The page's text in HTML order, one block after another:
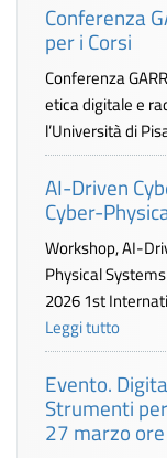
Conferenza
per i Corsi
Conferenza
etica digitale e
l’Università di
AI-Driven
Cyber-
Workshop, AI-
Physical
2026 1st
Leggi tutto
Evento.
Strumenti
27 marzo